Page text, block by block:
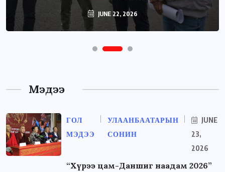
JUNE 22, 2026
Мэдээ
ГОЛ
МЭДЭЭ
УЛААНБААТАРЫН
СОНИН
JUNE
23,
2026
“Хүрээ цам-Даншиг наадам 2026”